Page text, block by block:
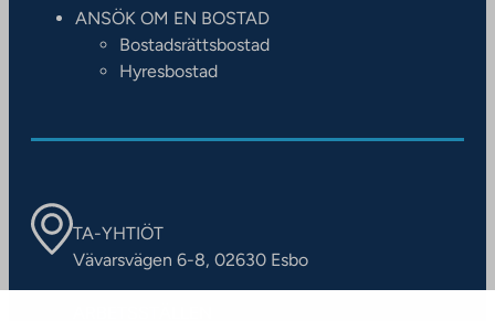
ANSÖK OM EN BOSTAD
Bostadsrättsbostad
Hyresbostad
TA-YHTIÖT
Vävarsvägen 6-8, 02630 Esbo